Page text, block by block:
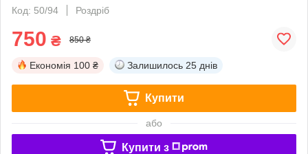
Код: 50/94
Роздріб
750 ₴ 850 ₴
Економія 100 ₴ Залишилось 25 днів
Купити
або
Купити з